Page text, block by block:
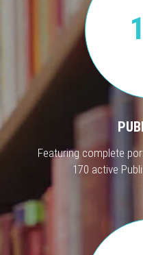
Featuring complete
170 active